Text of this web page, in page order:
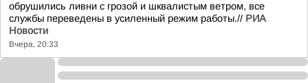
обрушились ливни с грозой и шквалистым ветром, все
службы переведены в усиленный режим работы.// РИА
Новости
Вчера, 20:33